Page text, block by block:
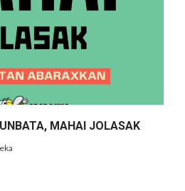
MAHAI JOLASAK